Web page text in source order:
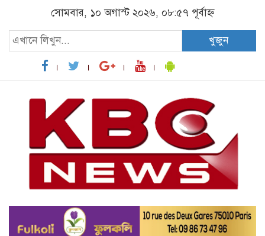
সোমবার, ১০ অগাস্ট ২০২৬, ০৮:৫৭ পূর্বাহ্ন
খুজুন